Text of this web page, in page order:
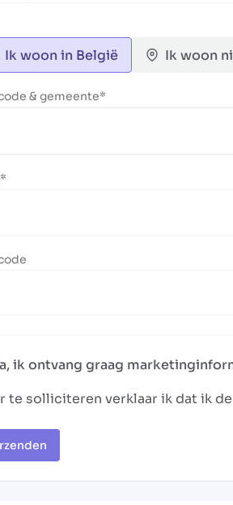
Ik woon in België Ik woon
& gemeente
ik ontvang graag
te solliciteren verklaar ik dat ik de